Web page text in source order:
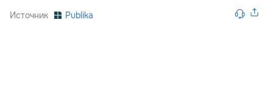
Источник Publika